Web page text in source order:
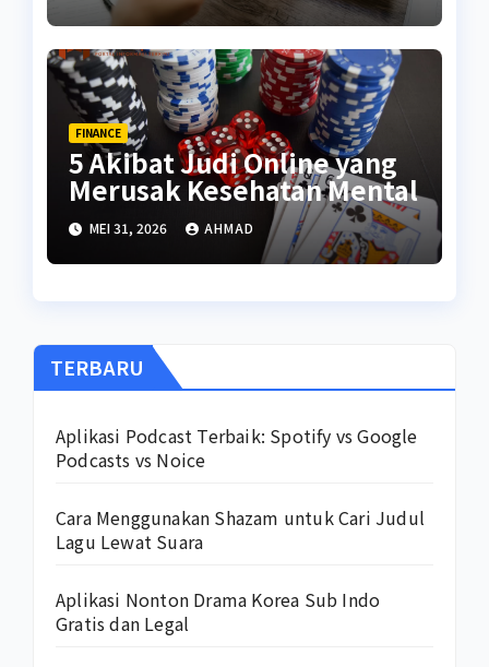
FINANCE
5 Akibat Judi Online yang
Merusak Kesehatan Mental
MEI 31, 2026 AHMAD
TERBARU
Aplikasi Podcast Terbaik: Spotify vs Google
Podcasts vs Noice
Cara Menggunakan Shazam untuk Cari Judul
Lagu Lewat Suara
Aplikasi Nonton Drama Korea Sub Indo
Gratis dan Legal